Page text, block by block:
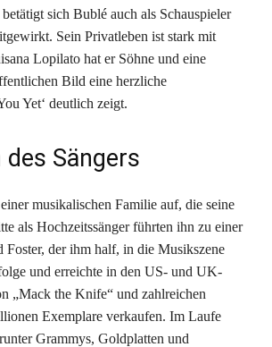
sich Bublé auch als Schauspieler
Sein Privatleben ist stark mit
Lopilato hat er Söhne und eine
Bild eine herzliche
Yet‘ deutlich zeigt.
Sängers
musikalischen Familie auf, die seine
als Hochzeitssänger führten ihn zu einer
Foster, der ihm half, in die Musikszene
und erreichte in den US- und UK-
„Mack the Knife“ und zahlreichen
Exemplare verkaufen. Im Laufe
Grammys, Goldplatten und